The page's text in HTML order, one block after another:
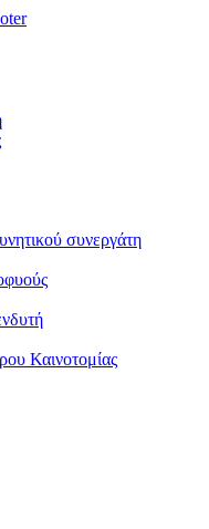
συνεργάτη
Καινοτομίας